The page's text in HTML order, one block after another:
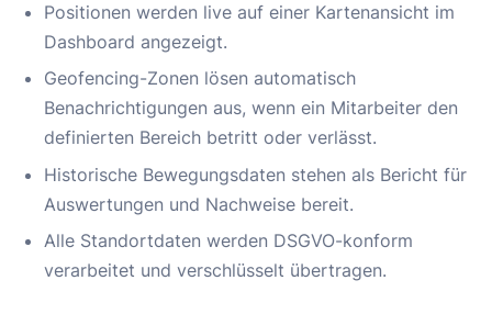
Positionen werden live auf einer Kartenansicht im
Dashboard angezeigt.
Geofencing-Zonen lösen automatisch
Benachrichtigungen aus, wenn ein Mitarbeiter den
definierten Bereich betritt oder verlässt.
Historische Bewegungsdaten stehen als Bericht für
Auswertungen und Nachweise bereit.
Alle Standortdaten werden DSGVO-konform
verarbeitet und verschlüsselt übertragen.